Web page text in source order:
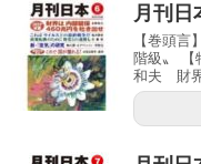
月刊日
【巻頭
階級〟 【
和夫 財界